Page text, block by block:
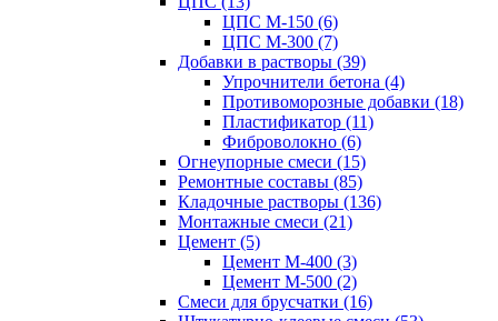
ЦПС М-150 (6)
ЦПС М-300 (7)
Добавки в растворы (39)
Упрочнители бетона (4)
Противоморозные добавки (18)
Пластификатор (11)
Фиброволокно (6)
Огнеупорные смеси (15)
Ремонтные составы (85)
Кладочные растворы (136)
Монтажные смеси (21)
Цемент (5)
Цемент М-400 (3)
Цемент М-500 (2)
Смеси для брусчатки (16)